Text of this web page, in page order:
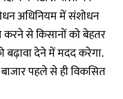
अधिनियम में संशोधन
से किसानों को बेहतर
बढ़ावा देने में मदद करेगा.
पहले से ही विकसित